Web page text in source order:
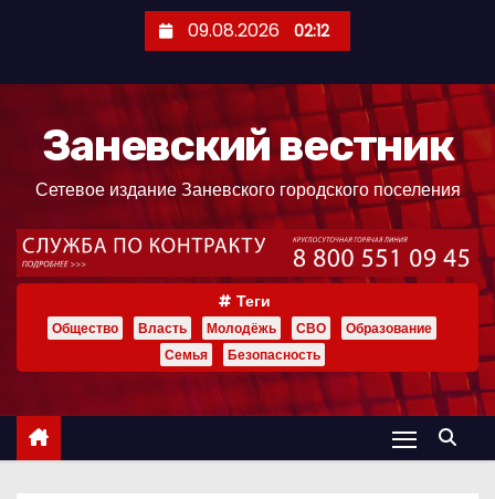
ж
09.08.2026 02:12
Заневский вестник
Сетевое издание Заневского городского поселения
Теги
Общество Власть Молодёжь СВО
Образование
Семья
Безопасность